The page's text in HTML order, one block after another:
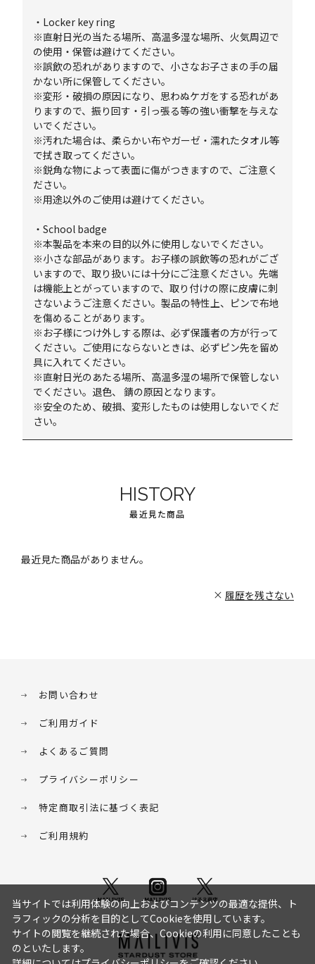
・Locker key ring
※直射日光の当たる場所、高温多湿な場所、火気周辺で
の使用・保管は避けてください。
※誤飲の恐れがありますので、小さなお子さまの手の届
かない所に保管してください。
※変形・破損の原因になり、思わぬケガをする恐れがあ
りますので、振り回す・引っ張る等の強い衝撃を与えな
いでください。
※汚れた場合は、柔らかい布やガーゼ・濡れたタオル等
で拭き取ってください。
※鋭角な物によって表面に傷がつきますので、ご注意く
ださい。
※用途以外のご使用は避けてください。
・School badge
※本製品を本来の目的以外に使用しないでください。
※小さな部品があります。お子様の誤飲等の恐れがござ
いますので、取り扱いには十分にご注意ください。先端
は機能上とがっていますので、取り付けの際に皮膚に刺
さないようご注意ください。製品の特性上、ピンで布地
を傷めることがあります。
※お子様につけ外しする際は、必ず保護者の方が行って
ください。ご使用にならないときは、必ずピン先を留め
具に入れてください。
※直射日光のあたる場所、高温多湿の場所で保管しない
でください。退色、 錆の原因となります。
※安全のため、破損、変形したものは使用しないでくだ
さい。
HISTORY
最近見た商品
最近見た商品がありません。
履歴を残さない
お問い合わせ
ご利用ガイド
よくあるご質問
プライバシーポリシー
特定商取引法に基づく表記
ご利用規約
当サイトでは利用体験の向上およびコンテンツの最適な提供、ト
ラフィックの分析を目的としてCookieを使用しています。
サイトの閲覧を継続された場合、Cookieの利用に同意したことも
のといたします。